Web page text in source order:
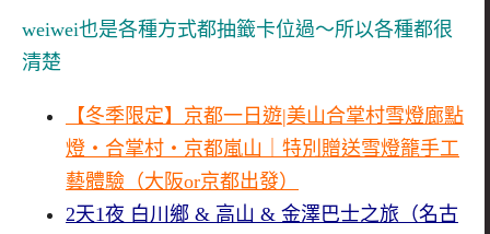
weiwei也是各種方式都抽籤卡位過～所以各種都很
清楚
【冬季限定】京都一日遊|美山合掌村雪燈廊點
燈・合掌村・京都嵐山｜特別贈送雪燈籠手工
藝體驗（大阪or京都出發）
2天1夜 白川鄉 & 高山 & 金澤巴士之旅（名古